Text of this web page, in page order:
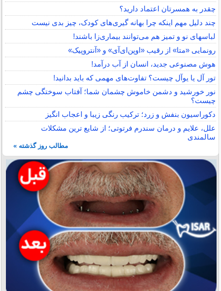
چقدر به همسرتان اعتماد دارید؟
چند دلیل مهم اینکه چرا بهانه گیری‌های کودک، چیز بدی نیست
لباس‎های نو و تمیز هم می‌توانند بیماری‌زا باشند!
رونمایی «متا» از رقیب «اوپن‌ای‌آی» و «آنتروپیک»
هوش مصنوعی جدید، انسان از آب درآمد!
تور آل یا یوآل چیست؟ تفاوت‌های مهمی که باید بدانید!
نور خورشید و دشمن خاموش چشمان شما؛ آفتاب سوختگی چشم
چیست؟
دکوراسیون بنفش و زرد؛ ترکیب رنگی زیبا و اعجاب انگیز
علل، علایم و درمان سندرم فرتوتی؛ از شایع ترین مشکلات
سالمندی
مطالب روز گذشته »